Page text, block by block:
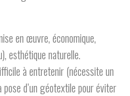
en œuvre, économique,
esthétique naturelle.
à entretenir (nécessite un
d’un géotextile pour éviter